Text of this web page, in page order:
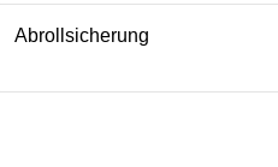
Abrollsicherung